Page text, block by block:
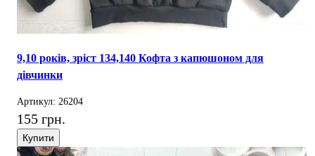
9,10 років, зріст 134,140 Кофта з капюшоном для
дівчинки
Артикул: 26204
155 грн.
Купити